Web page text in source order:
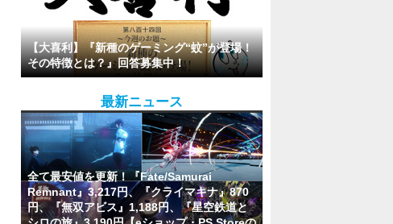
【大喜利】『新種のゲーミング“蚊”が登場！
その特徴とは？』回答募集中！
最新ニュース
全て最安値を更新！『Fate/Samurai
Remnant』3,217円、『クライマキナ』870
円、『無双アビス』1,188円、『星空鉄道と